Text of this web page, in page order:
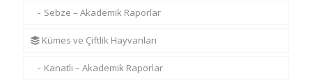
Sebze – Akademik Raporlar
Kümes ve Çiftlik Hayvanları
Kanatlı – Akademik Raporlar